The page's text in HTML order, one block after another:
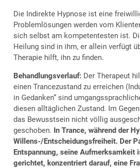
Die Indirekte Hypnose ist eine
Problemlösungen werden vom
sich selbst am kompetentesten ist.
Heilung sind in ihm, er allein verfügt
Therapie hilft, ihn zu finden.
Behandlungsverlauf: Der Therapeut
einen Trancezustand zu erreichen
in Gedanken“ sind
diesen alltäglichen Zustand. Im
das Bewusstsein nicht völlig
geschoben. In Trance, während der
Willens-/Entscheidungsfreiheit. Der
Entspannung, seine Aufmerksamkeit
gerichtet, konzentriert darauf, eine